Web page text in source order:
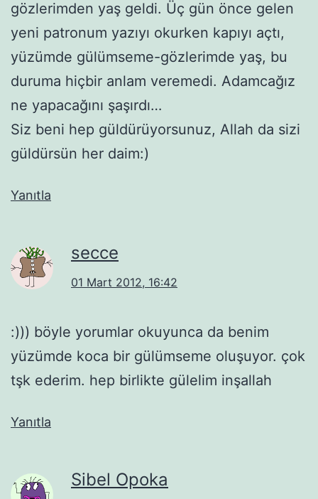
gözlerimden yaş geldi. Üç gün önce gelen
yeni patronum yazıyı okurken kapıyı açtı,
yüzümde gülümseme-gözlerimde yaş, bu
duruma hiçbir anlam veremedi. Adamcağız
ne yapacağını şaşırdı…
Siz beni hep güldürüyorsunuz, Allah da sizi
güldürsün her daim:)
Yanıtla
secce
01 Mart 2012, 16:42
:))) böyle yorumlar okuyunca da benim
yüzümde koca bir gülümseme oluşuyor. çok
tşk ederim. hep birlikte gülelim inşallah
Yanıtla
Sibel Opoka